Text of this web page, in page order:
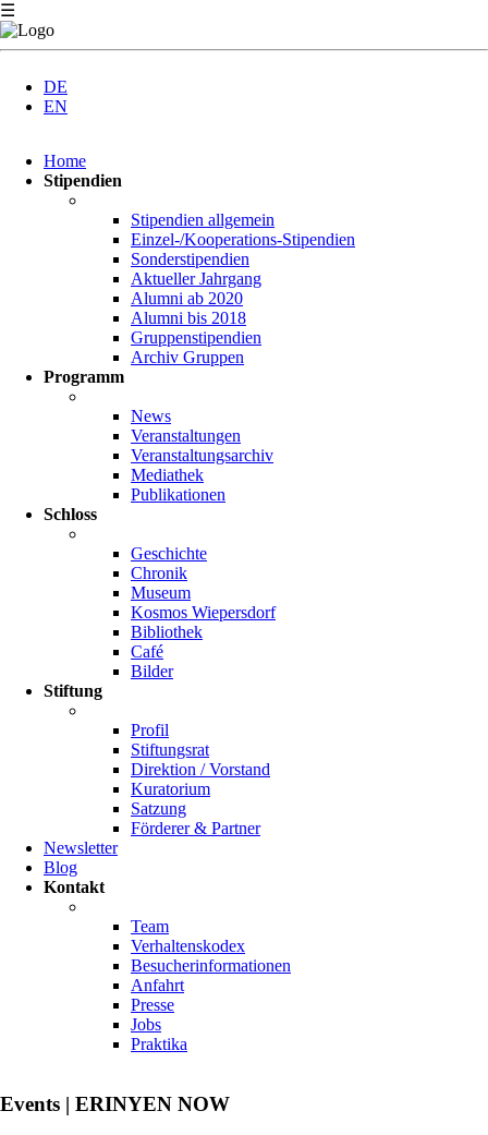
☰
DE
EN
überspringen
Home
Stipendien
Stipendien allgemein
Einzel-/Kooperations-Stipendien
Sonderstipendien
Aktueller Jahrgang
Alumni ab 2020
Alumni bis 2018
Gruppenstipendien
Archiv Gruppen
Programm
News
Veranstaltungen
Veranstaltungsarchiv
Mediathek
Publikationen
Schloss
Geschichte
Chronik
Museum
Kosmos Wiepersdorf
Bibliothek
Café
Bilder
Stiftung
Profil
Stiftungsrat
Direktion / Vorstand
Kuratorium
Satzung
Förderer & Partner
Newsletter
Blog
Kontakt
Team
Verhaltenskodex
Besucherinformationen
Anfahrt
Presse
Jobs
Praktika
Events | ERINYEN NOW